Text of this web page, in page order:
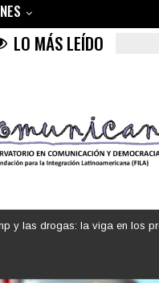
LO MÁS LEÍDO
y las drogas: la viga en los